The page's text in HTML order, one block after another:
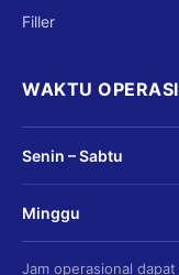
Filler
WAKTU
Senin – Sabtu
Minggu
Jam operasional